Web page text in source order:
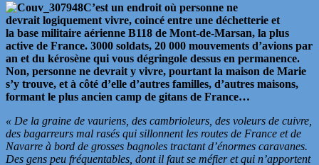
C’est un endroit où personne ne
devrait logiquement vivre, coincé entre une déchetterie et
la base militaire aérienne B118 de Mont-de-Marsan, la plus
active de France. 3000 soldats, 20 000 mouvements d’avions par
an et du kérosène qui vous dégringole dessus en permanence.
Non, personne ne devrait y vivre, pourtant la maison de Marie
s’y trouve, et à côté d’elle d’autres familles, d’autres maisons,
formant le plus ancien camp de gitans de France…
« De la graine de vauriens, des cambrioleurs, des voleurs de cuivre,
des bagarreurs mal rasés qui sillonnent les routes de France et de
Navarre à bord de grosses bagnoles tractant d’énormes caravanes.
Des gens peu fréquentables, dont il faut se méfier et qui n’apportent